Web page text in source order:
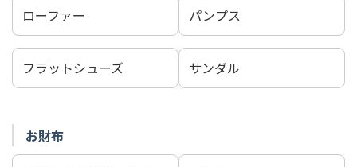
ローファー パンプス
フラットシューズ サンダル
お財布